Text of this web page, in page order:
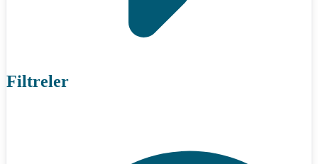
Filtreler